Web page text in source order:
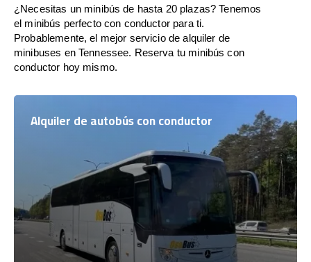
¿Necesitas un minibús de hasta 20 plazas? Tenemos
el minibús perfecto con conductor para ti.
Probablemente, el mejor servicio de alquiler de
minibuses en Tennessee. Reserva tu minibús con
conductor hoy mismo.
Alquiler de autobús con conductor